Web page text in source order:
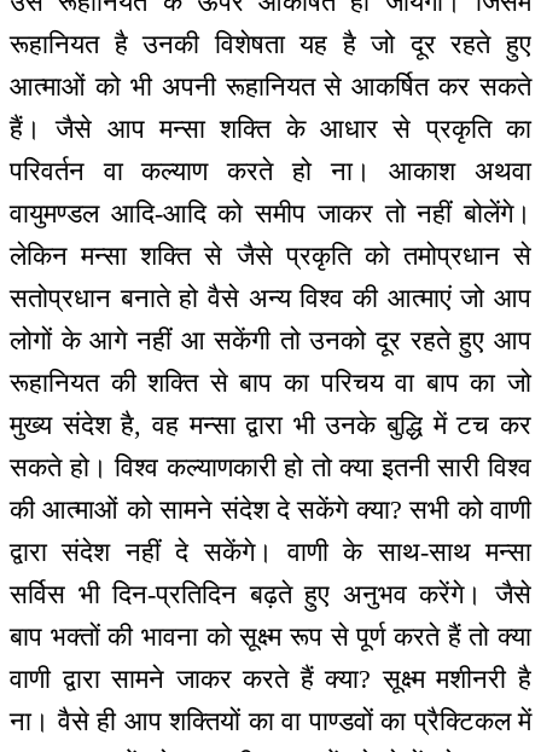
रूहानियत है उनकी विशेषता यह है जो दूर रहते हुए
आत्माओं को भी अपनी रूहानियत से आकर्षित कर सकते
हैं। जैसे आप मन्सा शक्ति के आधार से प्रकृति का
परिवर्तन वा कल्याण करते हो ना। आकाश अथवा
वायुमण्डल आदि-आदि को समीप जाकर तो नहीं बोलेंगे।
लेकिन मन्सा शक्ति से जैसे प्रकृति को तमोप्रधान से
सतोप्रधान बनाते हो वैसे अन्य विश्व की आत्माएं जो आप
लोगों के आगे नहीं आ सकेंगी तो उनको दूर रहते हुए आप
रूहानियत की शक्ति से बाप का परिचय वा बाप का जो
मुख्य संदेश है, वह मन्सा द्वारा भी उनके बुद्धि में टच कर
सकते हो। विश्व कल्याणकारी हो तो क्या इतनी सारी विश्व
की आत्माओं को सामने संदेश दे सकेंगे क्या? सभी को वाणी
द्वारा संदेश नहीं दे सकेंगे। वाणी के साथ-साथ मन्सा
सर्विस भी दिन-प्रतिदिन बढ़ते हुए अनुभव करेंगे। जैसे
बाप भक्तों की भावना को सूक्ष्म रूप से पूर्ण करते हैं तो क्या
वाणी द्वारा सामने जाकर करते हैं क्या? सूक्ष्म मशीनरी है
ना। वैसे ही आप शक्तियों का वा पाण्डवों का प्रैक्टिकल में